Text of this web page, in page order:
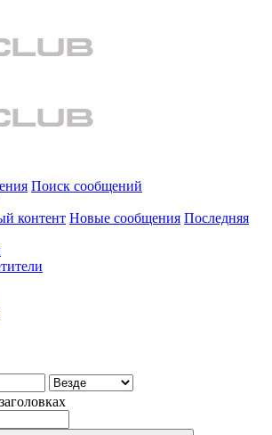
Поиск сообщений
контент Новые сообщения Последняя